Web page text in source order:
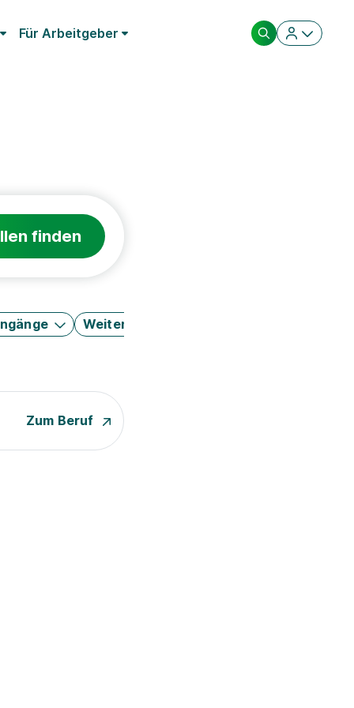
Für Arbeitgeber
finden
Weitere Filter
Zum Beruf